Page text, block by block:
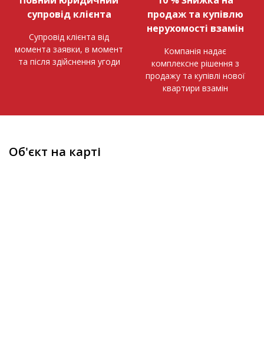
супровід клієнта
Супровід клієнта від
момента заявки, в момент
та після здійснення угоди
продаж та купівлю
нерухомості взамін
Компанія надає
комплексне рішення з
продажу та купівлі нової
квартири взамін
Об'єкт на карті